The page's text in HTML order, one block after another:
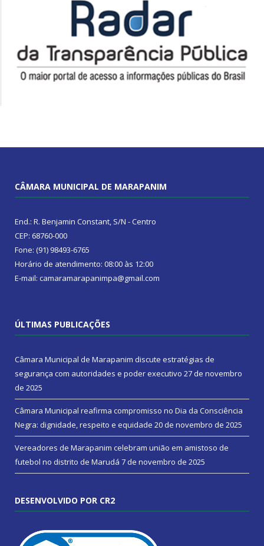
CÂMARA MUNICIPAL DE MARAPANIM
End.: R. Benjamin Constant, S/N - Centro
CEP: 68760-000
Fone: (91) 98493-6765
Horário de atendimento: 08:00 às 12:00
E-mail: camaramarapanimpa@gmail.com
ÚLTIMAS PUBLICAÇÕES
Câmara Municipal de Marapanim discute estratégias de
segurança com autoridades e poder executivo 27 de novembro
de 2025
Câmara Municipal reafirma compromisso no Dia da Consciência
Negra: dignidade, respeito e equidade 20 de novembro de 2025
Vereadores de Marapanim celebram união em amistoso de
futebol no distrito de Marudá 7 de novembro de 2025
DESENVOLVIDO POR CR2